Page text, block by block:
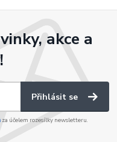
akce a
Přihlásit se
za účelem rozesílky newsletteru.